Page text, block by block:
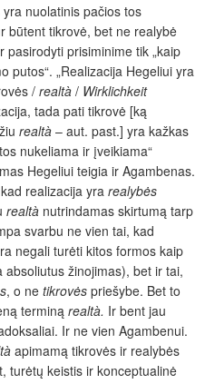
nuolatinis pačios tos
būtent tikrovė, bet ne realybė
prisiminime tik „kaip
putos“. „Realizacija Hegeliui yra
/ realtà / Wirklichkeit
tada pati tikrovė [ką
realtà – aut. past.] yra kažkas
nukeliama ir įveikiama“
Hegeliui teigia ir Agambenas.
realizacija yra realybės
realtà nutrindamas skirtumą tarp
svarbu ne vien tai, kad
negali turėti kitos formos kaip
žinojimas), bet ir tai,
, o ne tikrovės priešybe. Bet to
terminą realtà. Ir bent jau
Ir ne vien Agambenui.
apimamą tikrovės ir realybės
turėtų keistis ir konceptualinė